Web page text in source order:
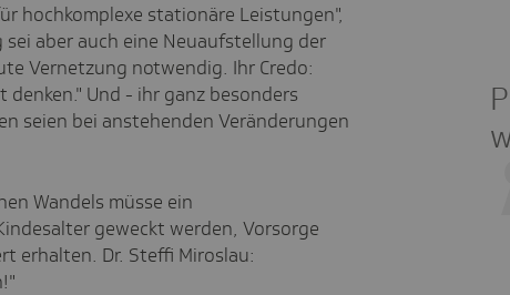
hochkomplexe stationäre Leistungen",
aber auch eine Neuaufstellung der
Vernetzung notwendig. Ihr Credo:
Und - ihr ganz besonders
seien bei anstehenden Veränderungen
Wandels müsse ein
geweckt werden, Vorsorge
erhalten. Dr. Steffi Miroslau: